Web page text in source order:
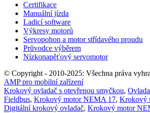
Certifikace
Manuální jízda
Ladicí software
Výkresy motorů
Servopohon a motor střídavého proudu
Průvodce výběrem
Nízkonapěťový servomotor
© Copyright - 2010-2025: Všechna práva
AMP pro mobilní zařízení
Krokový ovladač s otevřenou smyčkou,
Fieldbus, Krokový motor NEMA 17, Krokový
Digitální krokový ovladač, Krokový motor